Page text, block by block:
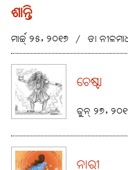
ଶାନ୍ତି
ମାର୍ଚ୍ଚ୍ ୨୫, ୨୦୧୭ / ଡା
ଚେଷ୍ଟା
ଜୁନ୍ ୨୭,
ନାରୀ